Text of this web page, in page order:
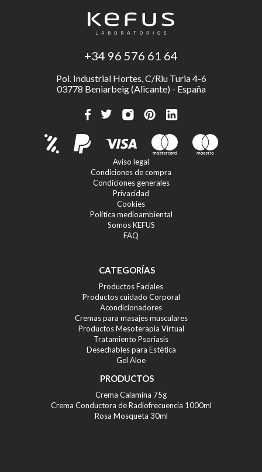
+34 96 576 61 64
Pol. Industrial Hortes, C/Riu Turia 4-6
03778 Beniarbeig (Alicante) - España
Aviso legal
Condiciones de compra
Condiciones generales
Privacidad
Cookies
Política medioambiental
Somos KEFUS
FAQ
CATEGORÍAS
Productos Faciales
Productos cuidado Corporal
Acondicionadores
Cremas para masajes musculares
Productos Mesoterapia Virtual
Tratamiento Psoriasis
Desechables para Estética
Gel Aloe
PRODUCTOS
Crema Calamina 75g
Crema Conductora de Radiofrecuencia 1000ml
Rosa Mosqueta 30ml